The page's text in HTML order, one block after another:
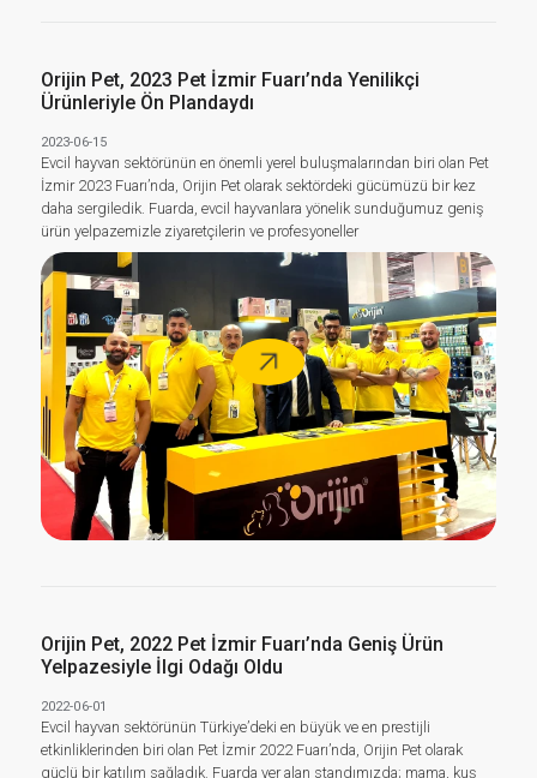
Orijin Pet, 2023 Pet İzmir Fuarı’nda Yenilikçi
Ürünleriyle Ön Plandaydı
2023-06-15
Evcil hayvan sektörünün en önemli yerel buluşmalarından biri olan Pet
İzmir 2023 Fuarı’nda, Orijin Pet olarak sektördeki gücümüzü bir kez
daha sergiledik. Fuarda, evcil hayvanlara yönelik sunduğumuz geniş
ürün yelpazemizle ziyaretçilerin ve profesyoneller
Orijin Pet, 2022 Pet İzmir Fuarı’nda Geniş Ürün
Yelpazesiyle İlgi Odağı Oldu
2022-06-01
Evcil hayvan sektörünün Türkiye’deki en büyük ve en prestijli
etkinliklerinden biri olan Pet İzmir 2022 Fuarı’nda, Orijin Pet olarak
güçlü bir katılım sağladık. Fuarda yer alan standımızda; mama, kuş